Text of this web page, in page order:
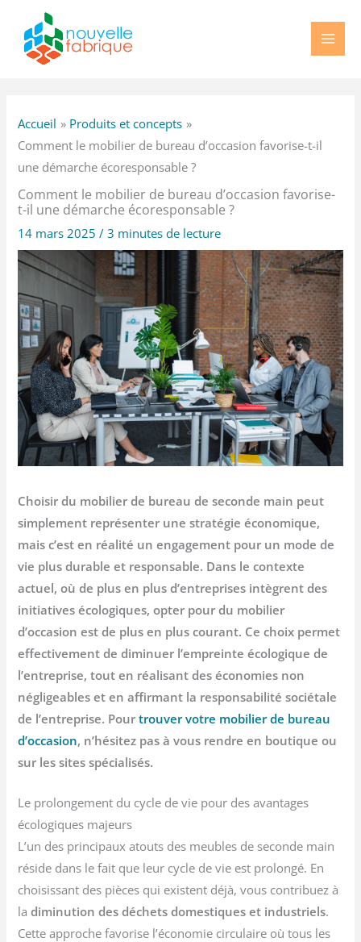
contenu
Accueil
Produits et concepts
Comment le mobilier de bureau d’occasion favorise-t-il
une démarche écoresponsable ?
Comment le mobilier de bureau d’occasion favorise-
t-il une démarche écoresponsable ?
14 mars 2025/3 minutes de lecture
Choisir du mobilier de bureau de seconde main peut
simplement représenter une stratégie économique,
mais c’est en réalité un engagement pour un mode de
vie plus durable et responsable. Dans le contexte
actuel, où de plus en plus d’entreprises intègrent des
initiatives écologiques, opter pour du mobilier
d’occasion est de plus en plus courant. Ce choix permet
effectivement de diminuer l’empreinte écologique de
l’entreprise, tout en réalisant des économies non
négligeables et en affirmant la responsabilité sociétale
de l’entreprise. Pourtrouver votre mobilier de bureau
d’occasion, n’hésitez pas à vous rendre en boutique ou
sur les sites spécialisés.
Le prolongement du cycle de vie pour des avantages
écologiques majeurs
L’un des principaux atouts des meubles de seconde main
réside dans le fait que leur cycle de vie est prolongé. En
choisissant des pièces qui existent déjà, vous contribuez à
ladiminution des déchets domestiques et industriels.
Cette approche favorise l’économie circulaire où tous les